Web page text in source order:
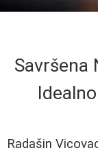
Savršena
Radašin